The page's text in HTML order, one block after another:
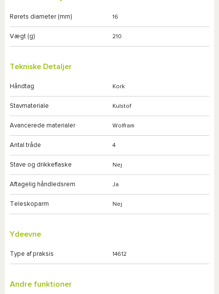
Rørets diameter (mm) 16
Vægt (g) 210
Tekniske Detaljer
Håndtag Kork
Stavmateriale Kulstof
Avancerede materialer Wolfram
Antal tråde 4
Stave og drikkeflaske Nej
Aftagelig håndledsrem Ja
Teleskoparm Nej
Ydeevne
Type af praksis 14612
Andre funktioner